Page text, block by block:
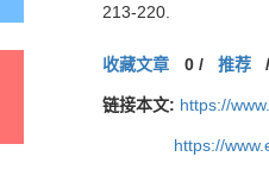
213-220.
收藏文章 0/ 推荐
链接本文: https://
https://